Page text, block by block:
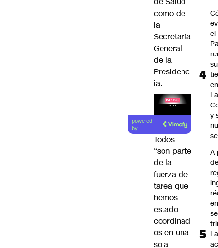
como de
la
Secretaría
General
de la
Presidenc
ia.
Lea el
artículo
powered
by
Todos
“son parte
de la
fuerza de
tarea que
hemos
estado
coordinad
os en una
sola
el
su
y
A
de
La